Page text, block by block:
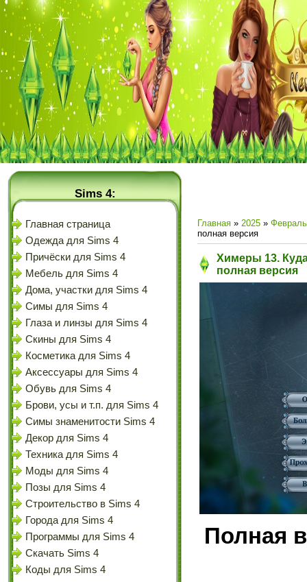
Sims 4:
Главная страница
Одежда для Sims 4
Причёски для Sims 4
Мебель для Sims 4
Дома, участки для Sims 4
Симы для Sims 4
Глаза и линзы для Sims 4
Скины для Sims 4
Косметика для Sims 4
Аксессуары для Sims 4
Обувь для Sims 4
Брови, усы и т.п. для Sims 4
Симы знаменитости Sims 4
Декор для Sims 4
Техника для Sims 4
Моды для Sims 4
Позы для Sims 4
Строительство в Sims 4
Города для Sims 4
Программы для Sims 4
Скачать Sims 4
Коды для Sims 4
Главная » 2025 » Февраль
полная версия
Химеры 13.
полная версия
Полная